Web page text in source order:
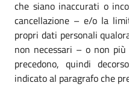
che siano inaccurati o
cancellazione – e/o la
propri dati personali
non necessari – o non
precedono, quindi
indicato al paragrafo che